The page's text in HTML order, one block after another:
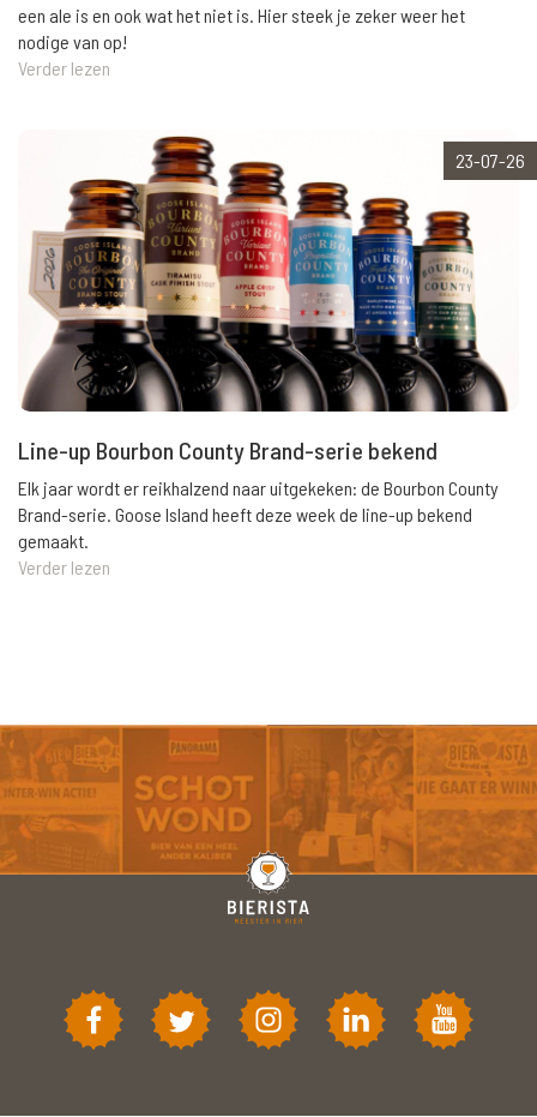
een ale is en ook wat het niet is. Hier steek je zeker weer het
nodige van op!
Verder lezen
23-07-26
Line-up Bourbon County Brand-serie bekend
Elk jaar wordt er reikhalzend naar uitgekeken: de Bourbon County
Brand-serie. Goose Island heeft deze week de line-up bekend
gemaakt.
Verder lezen